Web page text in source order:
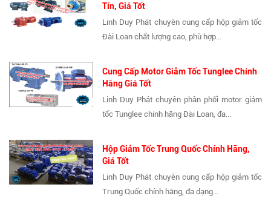
Tín, Giá Tốt
Linh Duy Phát chuyên cung cấp hộp giảm tốc
Đài Loan chất lượng cao, phù hợp...
Cung Cấp Motor Giảm Tốc Tunglee Chính
Hãng Giá Tốt
Linh Duy Phát chuyên phân phối motor giảm
tốc Tunglee chính hãng Đài Loan, đa...
Hộp Giảm Tốc Trung Quốc Chính Hãng,
Giá Tốt
Linh Duy Phát chuyên cung cấp hộp giảm tốc
Trung Quốc chính hãng, đa dạng...